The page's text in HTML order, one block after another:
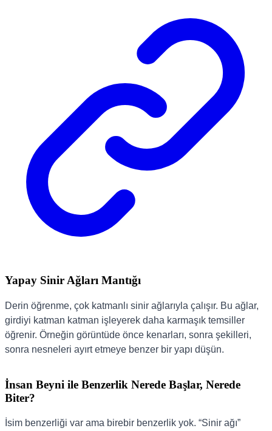
Yapay Sinir Ağları Mantığı
Derin öğrenme, çok katmanlı sinir ağlarıyla çalışır. Bu ağlar,
girdiyi katman katman işleyerek daha karmaşık temsiller
öğrenir. Örneğin görüntüde önce kenarları, sonra şekilleri,
sonra nesneleri ayırt etmeye benzer bir yapı düşün.
İnsan Beyni ile Benzerlik Nerede Başlar, Nerede
Biter?
İsim benzerliği var ama birebir benzerlik yok. “Sinir ağı”